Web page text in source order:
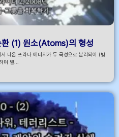
(1) 원소(Atoms)의 형성
나온 프라나 에너지가 두 극성으로 분리되어 (빛
며 별...